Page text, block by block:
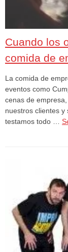
Cuando los
comida de
La comida de
eventos como
cenas de
nuestros clientes
testamos todo …